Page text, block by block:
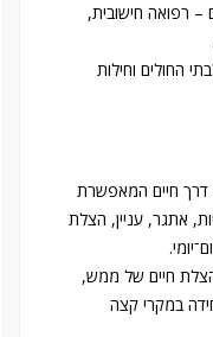
– רפואה חישובית,
החולים וחילות
הסמכה כרופא או רופאה כבר בגיל ,25 דרך חיים המאפשרת
אתגר, עניין, הצלת
חיים של ממש,
במקרי קצה